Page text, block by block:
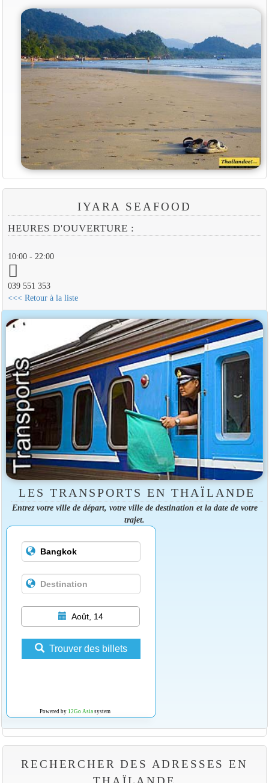
IYARA SEAFOOD
HEURES D'OUVERTURE :
10:00 - 22:00
039 551 353
<<< Retour à la liste
LES TRANSPORTS EN THAÏLANDE
Entrez votre ville de départ, votre ville de destination et la date de votre
trajet.
Août, 14
Trouver des billets
Powered by 12Go Asia system
RECHERCHER DES ADRESSES EN